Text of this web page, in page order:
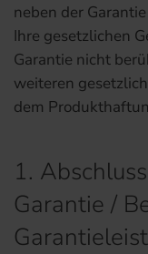
neben der
Ihre gesetzlichen
Garantie nicht
weiteren
dem
1.
Garantie /